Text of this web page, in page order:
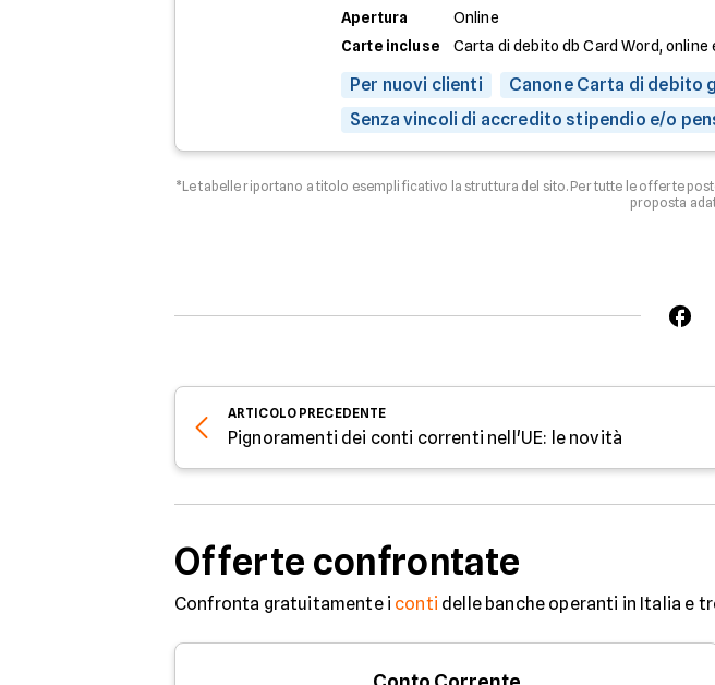
Apertura
Online
Carte incluse
Carta di debito db Card Word, online
Per nuovi clienti
Canone Carta di debito
Senza vincoli di accredito stipendio e/o
*Le tabelle riportano a titolo esemplificativo la struttura del sito. Per tutte le offerte
proposta
ARTICOLO PRECEDENTE
Pignoramenti dei conti correnti nell'UE: le novità
Offerte confrontate
Confronta gratuitamente i conti delle banche operanti in Italia e